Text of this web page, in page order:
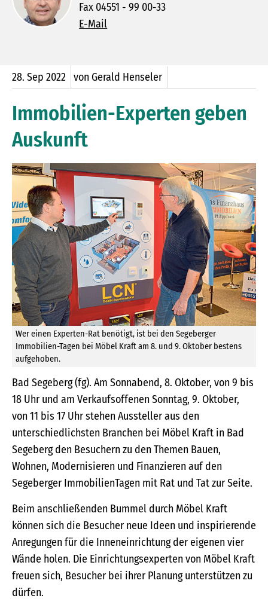
Fax 04551 - 99 00-33
E-Mail
28. Sep 2022 von Gerald Henseler
Immobilien-Experten geben
Auskunft
Wer einen Experten-Rat benötigt, ist bei den Segeberger
Immobilien-Tagen bei Möbel Kraft am 8. und 9. Oktober bestens
aufgehoben.
Bad Segeberg (fg). Am Sonnabend, 8. Oktober, von 9 bis
18 Uhr und am Verkaufsoffenen Sonntag, 9. Oktober,
von 11 bis 17 Uhr stehen Aussteller aus den
unterschiedlichsten Branchen bei Möbel Kraft in Bad
Segeberg den Besuchern zu den Themen Bauen,
Wohnen, Modernisieren und Finanzieren auf den
Segeberger ImmobilienTagen mit Rat und Tat zur Seite.
Beim anschließenden Bummel durch Möbel Kraft
können sich die Besucher neue Ideen und inspirierende
Anregungen für die Inneneinrichtung der eigenen vier
Wände holen. Die Einrichtungsexperten von Möbel Kraft
freuen sich, Besucher bei ihrer Planung unterstützen zu
dürfen.